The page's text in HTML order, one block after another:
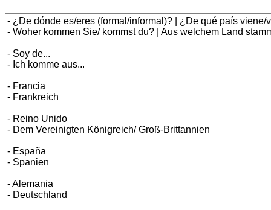
- ¿De dónde es/eres (formal/informal)? | ¿De qué país viene/
- Woher kommen Sie/ kommst du? | Aus welchem Land
- Soy de...
- Ich komme aus...
- Francia
- Frankreich
- Reino Unido
- Dem Vereinigten Königreich/ Groß-Brittannien
- España
- Spanien
- Alemania
- Deutschland